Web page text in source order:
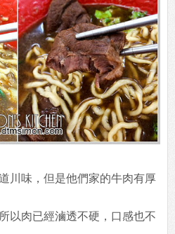
川味，但是他們家的牛肉有厚
以肉已經滷透不硬，口感也不